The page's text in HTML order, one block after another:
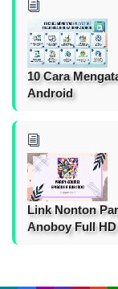
10 Cara
Android
Link Nonton
Anoboy Full HD